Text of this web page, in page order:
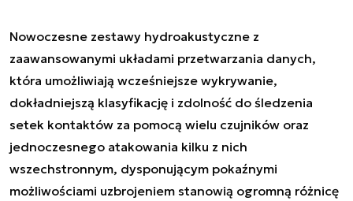
Nowoczesne zestawy hydroakustyczne z
zaawansowanymi układami przetwarzania danych,
która umożliwiają wcześniejsze wykrywanie,
dokładniejszą klasyfikację i zdolność do śledzenia
setek kontaktów za pomocą wielu czujników oraz
jednoczesnego atakowania kilku z nich
wszechstronnym, dysponującym pokaźnymi
możliwościami uzbrojeniem stanowią ogromną różnicę